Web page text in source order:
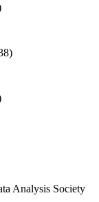
Analysis Society